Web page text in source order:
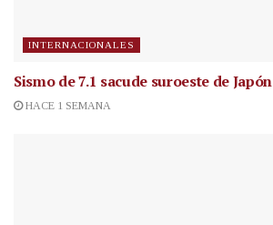
INTERNACIONALES
Sismo de 7.1 sacude suroeste de Japón
HACE 1 SEMANA